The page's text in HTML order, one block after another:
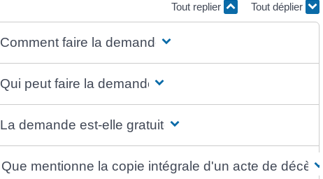
Tout replier Tout déplier
Comment faire la demande ?
Qui peut faire la demande ?
La demande est-elle gratuite ?
Que mentionne la copie intégrale d'un acte de décès ?